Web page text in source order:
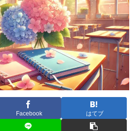
Facebook はてブ